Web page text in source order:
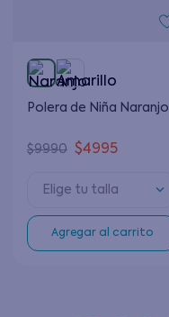
Polera de Niña Naranjo
$9990 $4995
Elige tu talla
Agregar al carrito